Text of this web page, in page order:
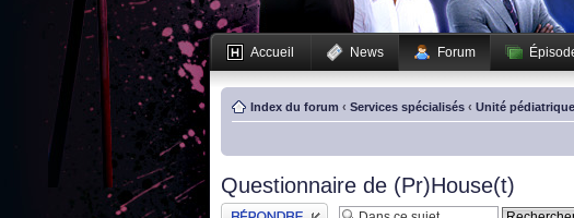
Accueil News Forum
Index du forum ‹ Services spécialisés ‹ Unité
Questionnaire de (Pr)House(t)
Publier une réponse